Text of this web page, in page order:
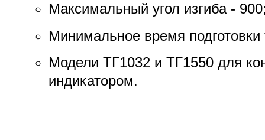
Максимальный угол изгиба -
Минимальное время подготовки
Модели ТГ1032 и ТГ1550 для
индикатором.